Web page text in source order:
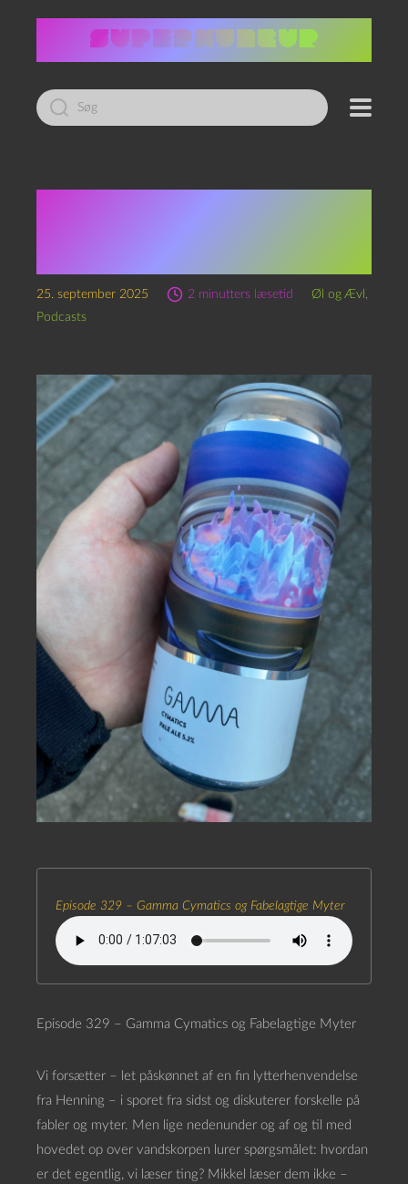
Led
efter:
25. september 2025 2 minutters læsetid Øl og Ævl ,
Podcasts
Episode 329 – Gamma Cymatics og Fabelagtige Myter
Episode 329 – Gamma Cymatics og Fabelagtige Myter
Vi forsætter – let påskønnet af en fin lytterhenvendelse
fra Henning – i sporet fra sidst og diskuterer forskelle på
fabler og myter. Men lige nedenunder og af og til med
hovedet op over vandskorpen lurer spørgsmålet: hvordan
er det egentlig, vi læser ting? Mikkel læser dem ikke –